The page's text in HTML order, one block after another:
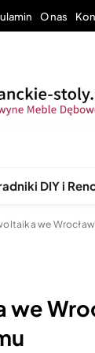
O nas
DIY i
we